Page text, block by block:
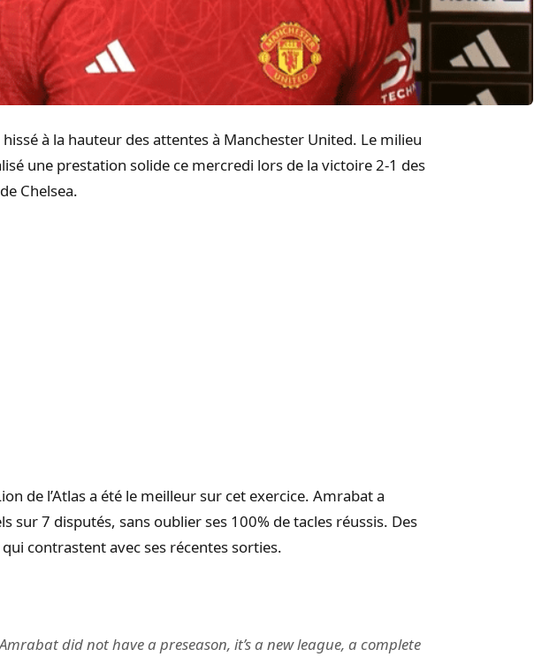
à la hauteur des attentes à Manchester United. Le milieu
une prestation solide ce mercredi lors de la victoire 2-1 des
Chelsea.
de l’Atlas a été le meilleur sur cet exercice. Amrabat a
sur 7 disputés, sans oublier ses 100% de tacles réussis. Des
contrastent avec ses récentes sorties.
did not have a preseason, it’s a new league, a complete